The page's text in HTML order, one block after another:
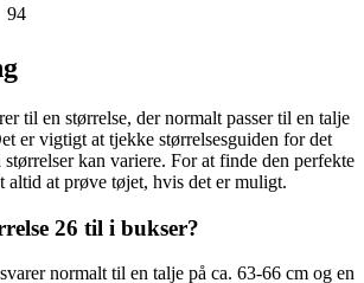
94
til en størrelse, der normalt passer til en talje
er vigtigt at tjekke størrelsesguiden for det
kan variere. For at finde den perfekte
altid at prøve tøjet, hvis det er muligt.
26 til i bukser?
normalt til en talje på ca. 63-66 cm og en